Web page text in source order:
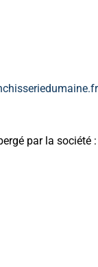
par la société :